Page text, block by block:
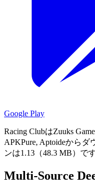
Google Play
Racing ClubはZuuks
APKPure, Aptoideからダ
ンは1.13（48.3 MB）です
Multi-Source